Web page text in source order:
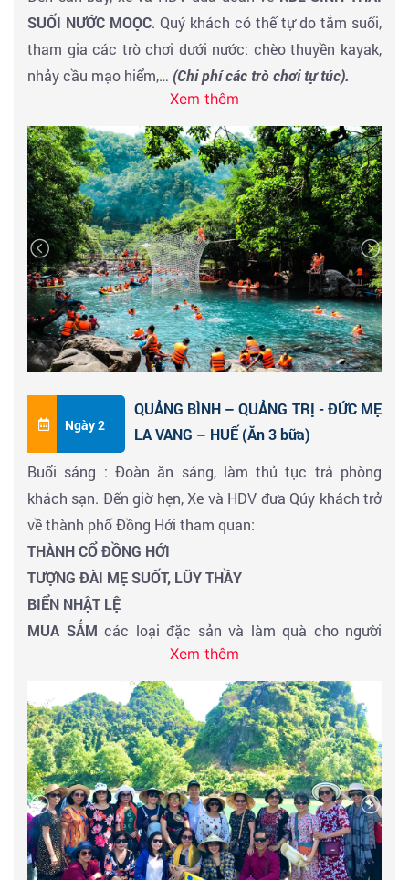
SUỐI NƯỚC MOỌC. Quý khách có thể tự do tắm suối,
tham gia các trò chơi dưới nước: chèo thuyền kayak,
nhảy cầu mạo hiểm,… (Chi phí các trò chơi tự túc).
Buổi trưa : Đoàn thưởng thức mẹt gà tre tại khu ẩm
thực suối Nước Moọc với các loại đặc trưng miền sơn
nước
Tiếp tục tham quanKDL DI SẢN THIÊN NHIÊN THẾ
GIỚI PHONG NHA - KẺ BÀNG. Quý khách ngồi thuyền
xuôi theo dòngSÔNG SONđến tham quanĐỘNG
PHONG NHA, tham quan hang động nước dài nhất
Đông Nam Á. Khám pháHANG BI KÝ, CÔ TIÊN & CUNG
ĐÌNH, …
Buổi tối : Đoàn ăn tối, nhận phòngKHÁCH SẠN 3SAO
nghỉ ngơi.
Xem thêm
Ngày 2
QUẢNG BÌNH – QUẢNG TRỊ - ĐỨC MẸ
LA VANG – HUẾ (Ăn 3 bữa)
Buổi sáng : Đoàn ăn sáng, làm thủ tục trả phòng
khách sạn. Đến giờ hẹn, Xe và HDV đưa Qúy khách trở
về thành phố Đồng Hới tham quan:
THÀNH CỔ ĐỒNG HỚI
TƯỢNG ĐÀI MẸ SUỐT, LŨY THẦY
BIỂN NHẬT LỆ
MUA SẮM các loại đặc sản và làm quà cho người
Sau đó khởi hành điTHÁNH ĐỊA LA VANG- trung tâm
hành hươngĐỨC MẸ LA VANG
Quý khách đi ngang quaVĨ TUYẾN 17 CẦU HIỀN
LƯƠNGcùngSÔNG BẾN HẢI.
Buổi trưa : Đoàn dùng bữa tại nhà hàng.
Tiếp tục hành trình vềCỐ ĐÔ HUẾ. Đến nơi đoàn tham
quan chụp hình bên ngoài
ĐẠI NỘI KINH THÀNH HUẾ- chiêm ngưỡng vẻ đẹp cổ
Xem thêm